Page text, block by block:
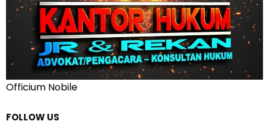
Officium Nobile
FOLLOW US